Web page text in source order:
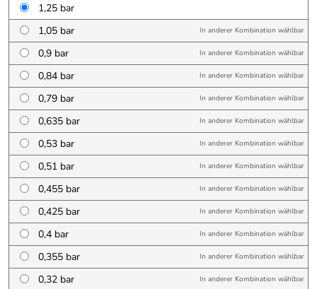
1,25 bar
1,05 bar
In anderer Kombination wählbar
0,9 bar In anderer Kombination wählbar
0,84 bar In anderer Kombination wählbar
0,79 bar In anderer Kombination wählbar
0,635 bar In anderer Kombination wählbar
0,53 bar In anderer Kombination wählbar
0,51 bar In anderer Kombination wählbar
0,455 bar In anderer Kombination wählbar
0,425 bar In anderer Kombination wählbar
0,4 bar In anderer Kombination wählbar
0,355 bar In anderer Kombination wählbar
0,32 bar In anderer Kombination wählbar